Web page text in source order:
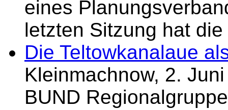
eines
letzten Sitzung hat die
Die Teltowkanalaue
Kleinmachnow, 2.
BUND